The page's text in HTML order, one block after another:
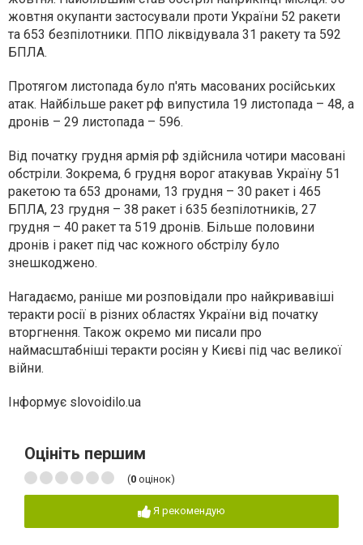
жовтня окупанти застосували проти України 52 ракети
та 653 безпілотники. ППО ліквідувала 31 ракету та 592
БПЛА.
Протягом листопада було п'ять масованих російських
атак. Найбільше ракет рф випустила 19 листопада – 48, а
дронів – 29 листопада – 596.
Від початку грудня армія рф здійснила чотири масовані
обстріли. Зокрема, 6 грудня ворог атакував Україну 51
ракетою та 653 дронами, 13 грудня – 30 ракет і 465
БПЛА, 23 грудня – 38 ракет і 635 безпілотників, 27
грудня – 40 ракет та 519 дронів. Більше половини
дронів і ракет під час кожного обстрілу було
знешкоджено.
Нагадаємо, раніше ми розповідали про найкривавіші
теракти росії в різних областях України від початку
вторгнення. Також окремо ми писали про
наймасштабніші теракти росіян у Києві під час великої
війни.
Інформує slovoidilo.ua
Оцініть першим
(0 оцінок)
Я рекомендую